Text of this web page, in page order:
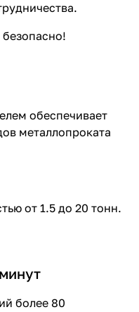
обеспечивает
металлопроката
от 1.5 до 20 тонн.
более 80